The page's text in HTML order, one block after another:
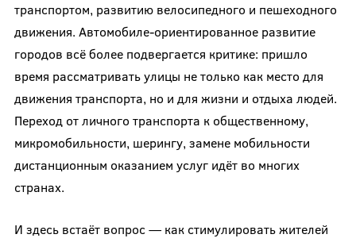
транспортом, развитию велосипедного и пешеходного
движения. Автомобиле-ориентированное развитие
городов всё более подвергается критике: пришло
время рассматривать улицы не только как место для
движения транспорта, но и для жизни и отдыха людей.
Переход от личного транспорта к общественному,
микромобильности, шерингу, замене мобильности
дистанционным оказанием услуг идёт во многих
странах.
И здесь встаёт вопрос — как стимулировать жителей